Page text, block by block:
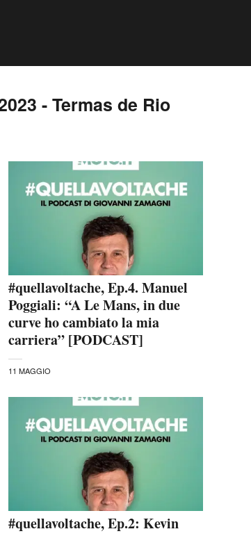
- Termas de Rio
#quellavoltache, Ep.4. Manuel
Poggiali: “A Le Mans, in due
curve ho cambiato la mia
carriera” [PODCAST]
11 MAGGIO
#quellavoltache, Ep.2: Kevin